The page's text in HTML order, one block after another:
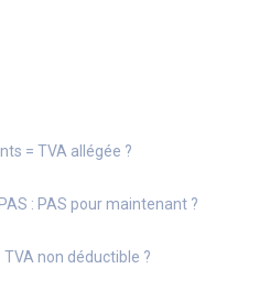
= TVA allégée ?
: PAS pour maintenant ?
non déductible ?